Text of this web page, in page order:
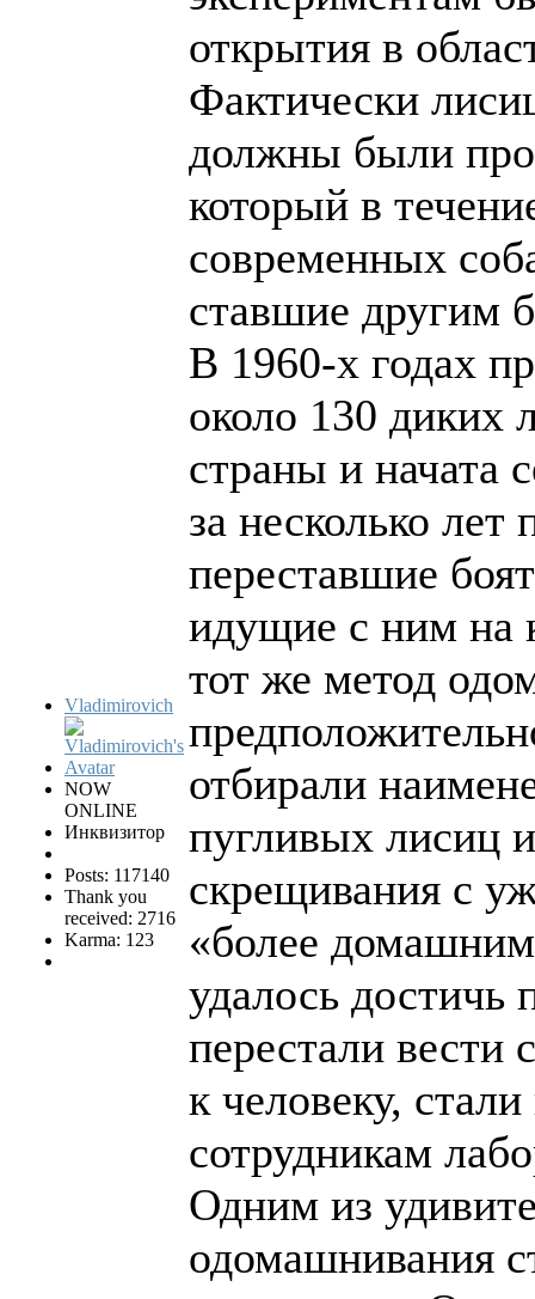
Vladimirovich
NOW
ONLINE
Инквизитор
Posts: 117140
Thank you
received: 2716
Karma: 123
открытия в
Фактически
должны были
который в
современных
ставшие другим
В 1960-х годах
около 130 диких
страны и начата
за несколько
переставшие
идущие с ним на
тот же метод
отбирали
пугливых лисиц
скрещивания с
«более
удалось достичь
перестали вести
к человеку,
сотрудникам
Одним из
одомашнивания